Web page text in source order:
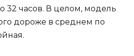
32 часов. В целом, модель
дороже в среднем по